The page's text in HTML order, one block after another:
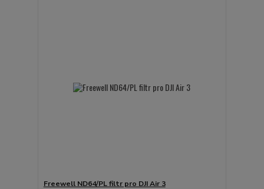
Freewell ND64/PL filtr pro DJI Air 3